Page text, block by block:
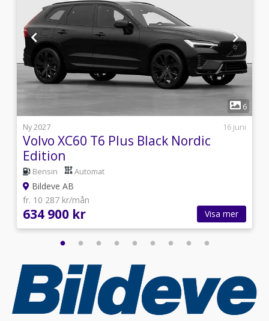
6
Ny 2027
16 juni
Volvo XC60 T6 Plus Black Nordic
Edition
Bensin Automat
Bildeve AB
fr. 10 287 kr/mån
634 900 kr Visa mer